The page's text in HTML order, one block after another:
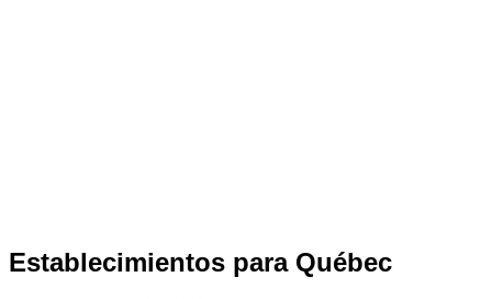
Establecimientos para Québec